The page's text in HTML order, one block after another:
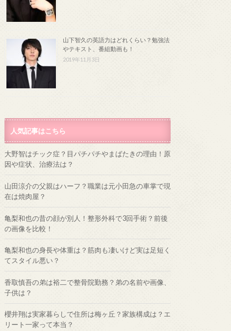
山下智久の英語力はどれくらい？勉強法
やテキスト、番組動画も！
2019年11月3日
人気記事はこちら
大野智はチック症？目パチパチやまばたきの理由！原
因や症状、治療法は？
山田涼介の父親はハーフ？職業は元小田急の車掌で現
在は焼肉屋？
亀梨和也の昔の顔が別人！整形外科で3回手術？前後
の画像を比較！
亀梨和也の身長や体重は？筋肉も凄いけど実は足短く
てスタイル悪い？
香取慎吾の弟は裕二で整骨院勤務？弟の名前や画像、
子供は？
櫻井翔は実家暮らしで住所は梅ヶ丘？家族構成は？エ
リート一家って本当？